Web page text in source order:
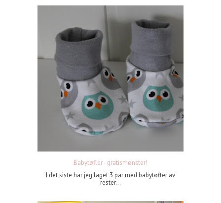
Babytøfler - gratismønster!
I det siste har jeg laget 3 par med babytøfler av
rester...